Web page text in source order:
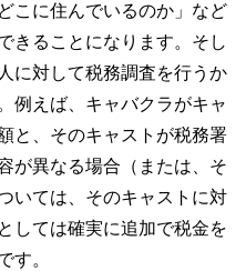
こに住んでいるのか」など
きることになります。そし
に対して税務調査を行うか
例えば、キャバクラがキャ
と、そのキャストが税務署
が異なる場合（または、そ
いては、そのキャストに対
しては確実に追加で税金を
す。